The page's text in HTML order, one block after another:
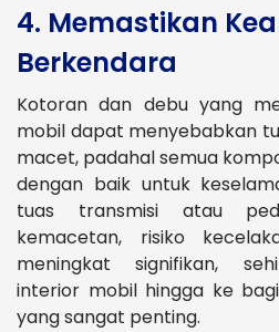
4. Memastikan
Berkendara
Kotoran dan debu yang
mobil dapat menyebabkan
macet, padahal semua
dengan baik untuk
tuas transmisi atau
kemacetan, risiko
meningkat signifikan,
interior mobil hingga ke
yang sangat penting.